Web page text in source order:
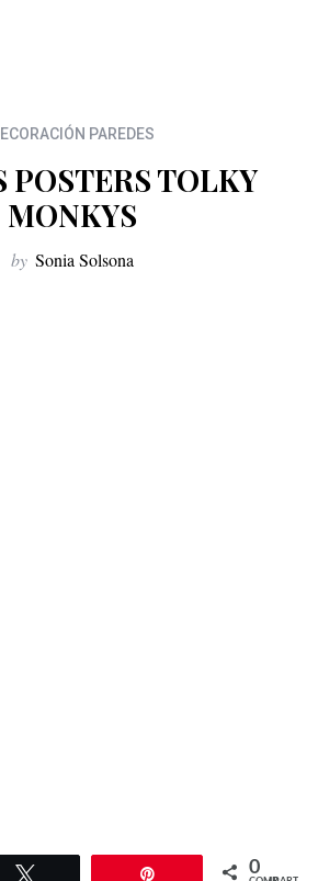
PAREDES
POSTERS TOLKY
MONKYS
by Sonia Solsona
0